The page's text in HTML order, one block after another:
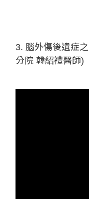
3. 腦外傷後遺症
分院 韓紹禮醫師)